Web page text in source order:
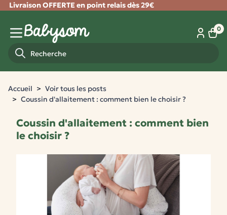
Livraison OFFERTE en point relais dès 29€
Fermer
Menu mobile
0
Accueil
Voir tous les posts
Coussin d'allaitement : comment bien le choisir ?
Coussin d'allaitement : comment bien
le choisir ?